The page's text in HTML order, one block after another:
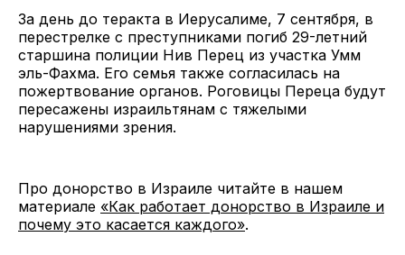
За день до теракта в Иерусалиме, 7 сентября, в
перестрелке с преступниками погиб 29-летний
старшина полиции Нив Перец из участка Умм
эль-Фахма. Его семья также согласилась на
пожертвование органов. Роговицы Переца будут
пересажены израильтянам с тяжелыми
нарушениями зрения.
Про донорство в Израиле читайте в нашем
материале «Как работает донорство в Израиле и
почему это касается каждого».